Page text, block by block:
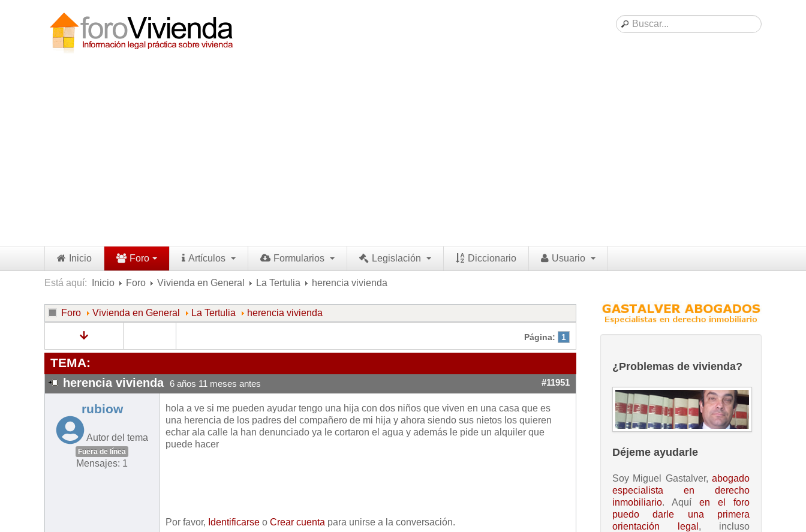
Inicio Foro Artículos Formularios Legislación Diccionario Usuario
Está aquí: Inicio Foro Vivienda en General La Tertulia herencia vivienda
Foro Vivienda en General La Tertulia herencia vivienda
Página: 1
TEMA:
herencia vivienda 6 años 11 meses antes #11951
rubiow
Autor del tema
Fuera de línea
Mensajes: 1
hola a ve si me pueden ayudar tengo una hija con dos niños que viven en una casa que es
una herencia de los padres del compañero de mi hija y ahora siendo sus nietos los quieren
echar ala calle la han denunciado ya le cortaron el agua y además le pide un alquiler que
puede hacer
Por favor, Identificarse o Crear cuenta para unirse a la conversación.
¿Problemas de vivienda?
Déjeme ayudarle
Soy Miguel Gastalver, abogado
especialista en derecho
inmobiliario. Aquí en el foro
puedo darle una primera
orientación legal , incluso